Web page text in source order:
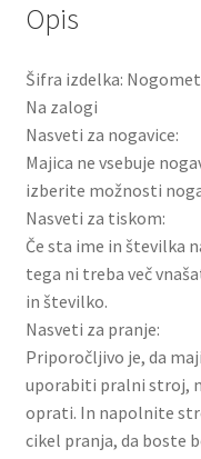
Opis
Šifra izdelka:
Na zalogi
Nasveti za nogavice:
Majica ne vsebuje
izberite možnosti
Nasveti za tiskom:
Če sta ime in številka
tega ni treba več
in številko.
Nasveti za pranje:
Priporočljivo je, da
uporabiti pralni stroj,
oprati. In napolnite
cikel pranja, da boste